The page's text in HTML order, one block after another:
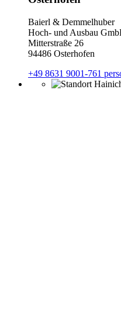
Baierl & Demmelhuber
Hoch- und Ausbau
Mitterstraße 26
94486 Osterhofen
+49 8631 9001-761